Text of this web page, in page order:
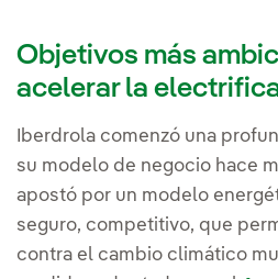
Objetivos más
acelerar la
Iberdrola comenzó una
su modelo de negocio hace
apostó por un modelo
seguro, competitivo, que
contra el cambio climático